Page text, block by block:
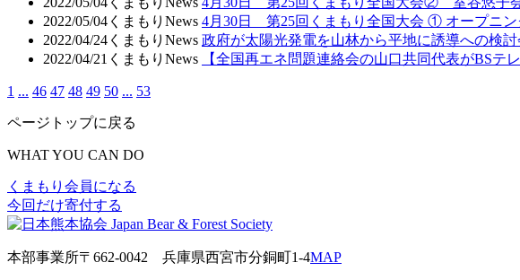
2022/05/04 くまもりNews 4月30日 第25回くまもり全国大会 ① オープニン
2022/04/24 くまもりNews 政府が太陽光発電を山林から平地に誘導への検
2022/04/21 くまもりNews 【全国再エネ問題連絡会の山口共同代表がBSテ
1 ... 46 47 48 49 50 ... 53
ページトップに戻る
WHAT YOU CAN DO
くまもり会員になる
今回だけ寄付する
本部事業所〒662-0042 兵庫県西宮市分銅町1-4MAP